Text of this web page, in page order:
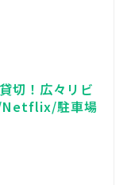
切！広々リビ
/Netflix/駐車場